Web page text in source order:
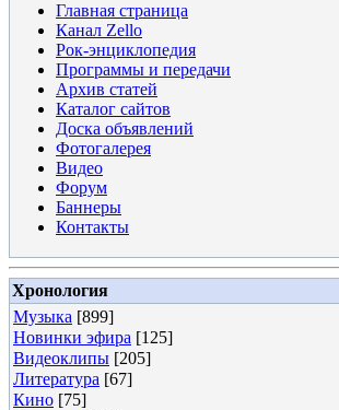
Главная страница
Канал Zello
Рок-энциклопедия
Программы и передачи
Архив статей
Каталог сайтов
Доска объявлений
Фотогалерея
Видео
Форум
Баннеры
Контакты
Хронология
Музыка [899]
Новинки эфира [125]
Видеоклипы [205]
Литература [67]
Кино [75]